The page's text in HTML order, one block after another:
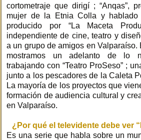
cortometraje que dirigí ; “Anqas”,
mujer de la Etnia Colla y hablado
producido por “La Maceta
independiente de cine, teatro y
a un grupo de amigos en Valparaíso.
mostramos un adelanto de lo
trabajando con “Teatro ProSeso” ;
junto a los pescadores de la Caleta
La mayoría de los proyectos que
formación de audiencia cultural y
en Valparaíso.
¿Por qué el televidente debe ver
Es una serie que habla sobre un